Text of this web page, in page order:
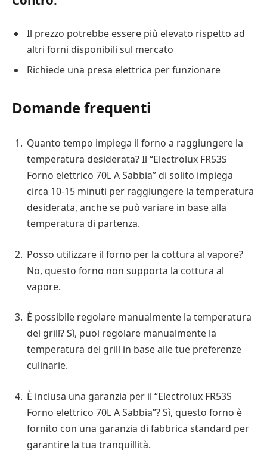
Il prezzo potrebbe essere più elevato rispetto ad
altri forni disponibili sul mercato
Richiede una presa elettrica per funzionare
Domande frequenti
Quanto tempo impiega il forno a raggiungere la
temperatura desiderata? Il “Electrolux FR53S
Forno elettrico 70L A Sabbia” di solito impiega
circa 10-15 minuti per raggiungere la temperatura
desiderata, anche se può variare in base alla
temperatura di partenza.
Posso utilizzare il forno per la cottura al vapore?
No, questo forno non supporta la cottura al
vapore.
È possibile regolare manualmente la temperatura
del grill? Sì, puoi regolare manualmente la
temperatura del grill in base alle tue preferenze
culinarie.
È inclusa una garanzia per il “Electrolux FR53S
Forno elettrico 70L A Sabbia”? Sì, questo forno è
fornito con una garanzia di fabbrica standard per
garantire la tua tranquillità.